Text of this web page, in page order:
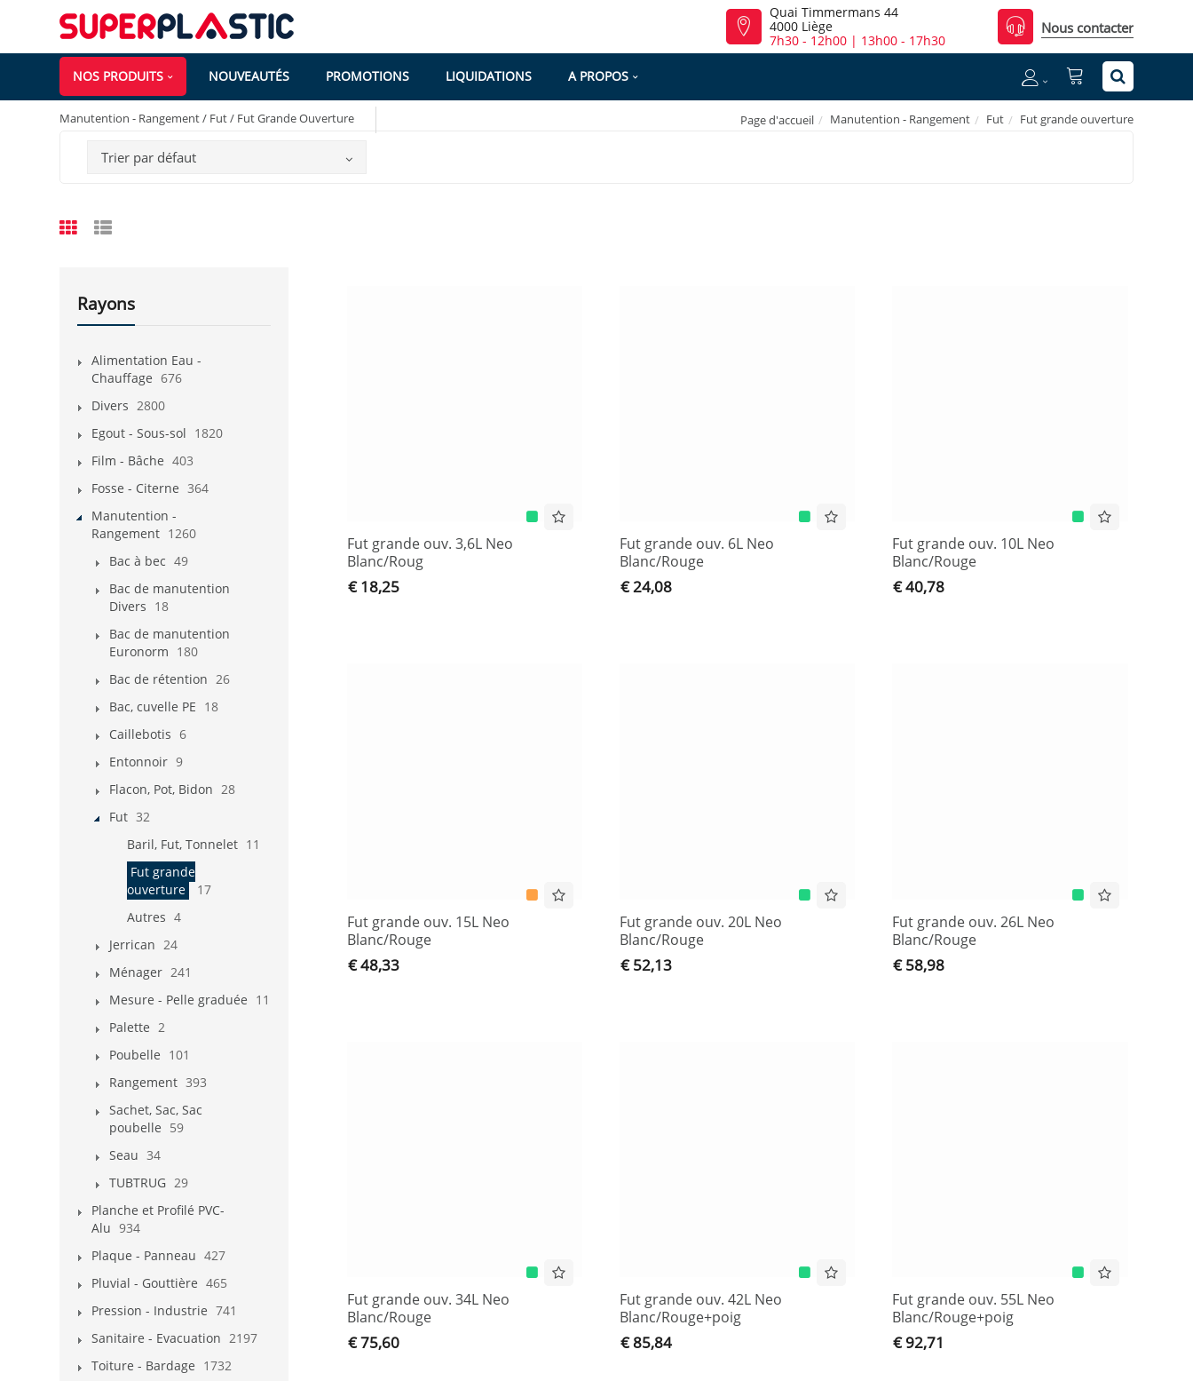
Quai Timmermans 44
4000 Liège
7h30 - 12h00 | 13h00 - 17h30
Nous contacter
NOS PRODUITS NOUVEAUTÉS PROMOTIONS LIQUIDATIONS A PROPOS
Manutention - Rangement / Fut / Fut Grande Ouverture Page d'accueil Manutention - Rangement Fut Fut grande ouverture
Trier par défaut
Fut grande ouv. 3,6L Neo
Blanc/Roug
€ 18,25
Fut grande ouv. 6L Neo
Blanc/Rouge
€ 24,08
Fut grande ouv. 10L Neo
Blanc/Rouge
€ 40,78
Fut grande ouv. 15L Neo
Blanc/Rouge
€ 48,33
Fut grande ouv. 20L Neo
Blanc/Rouge
€ 52,13
Fut grande ouv. 26L Neo
Blanc/Rouge
€ 58,98
Fut grande ouv. 34L Neo
Blanc/Rouge
€ 75,60
Fut grande ouv. 42L Neo
Blanc/Rouge+poig
€ 85,84
Fut grande ouv. 55L Neo
Blanc/Rouge+poig
€ 92,71
Rayons
Alimentation Eau -
Chauffage 676
Divers 2800
Egout - Sous-sol 1820
Film - Bâche 403
Fosse - Citerne 364
Manutention -
Rangement 1260
Bac à bec 49
Bac de manutention
Divers 18
Bac de manutention
Euronorm 180
Bac de rétention 26
Bac, cuvelle PE 18
Caillebotis 6
Entonnoir 9
Flacon, Pot, Bidon 28
Fut 32
Baril, Fut, Tonnelet 11
Fut grande
ouverture
17
Autres 4
Jerrican 24
Ménager 241
Mesure - Pelle graduée 11
Palette 2
Poubelle 101
Rangement 393
Sachet, Sac, Sac
poubelle 59
Seau 34
TUBTRUG 29
Planche et Profilé PVC-
Alu 934
Plaque - Panneau 427
Pluvial - Gouttière 465
Pression - Industrie 741
Sanitaire - Evacuation 2197
Toiture - Bardage 1732